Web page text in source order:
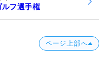
フ選手権
ページ上部へ